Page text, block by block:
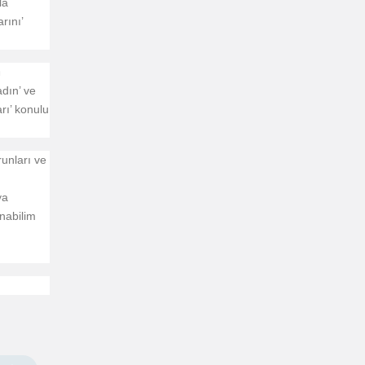
ve
konulu
ve